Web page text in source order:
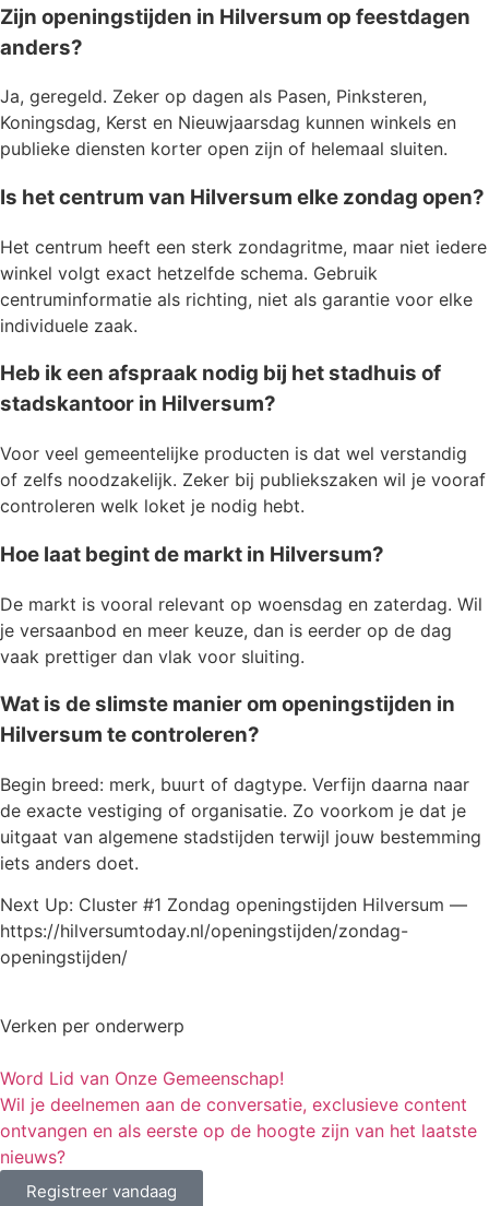
Zijn openingstijden in Hilversum op feestdagen
anders?
Ja, geregeld. Zeker op dagen als Pasen, Pinksteren,
Koningsdag, Kerst en Nieuwjaarsdag kunnen winkels en
publieke diensten korter open zijn of helemaal sluiten.
Is het centrum van Hilversum elke zondag open?
Het centrum heeft een sterk zondagritme, maar niet iedere
winkel volgt exact hetzelfde schema. Gebruik
centruminformatie als richting, niet als garantie voor elke
individuele zaak.
Heb ik een afspraak nodig bij het stadhuis of
stadskantoor in Hilversum?
Voor veel gemeentelijke producten is dat wel verstandig
of zelfs noodzakelijk. Zeker bij publiekszaken wil je vooraf
controleren welk loket je nodig hebt.
Hoe laat begint de markt in Hilversum?
De markt is vooral relevant op woensdag en zaterdag. Wil
je versaanbod en meer keuze, dan is eerder op de dag
vaak prettiger dan vlak voor sluiting.
Wat is de slimste manier om openingstijden in
Hilversum te controleren?
Begin breed: merk, buurt of dagtype. Verfijn daarna naar
de exacte vestiging of organisatie. Zo voorkom je dat je
uitgaat van algemene stadstijden terwijl jouw bestemming
iets anders doet.
Next Up: Cluster #1 Zondag openingstijden Hilversum —
https://hilversumtoday.nl/openingstijden/zondag-
openingstijden/
Verken per onderwerp
Word Lid van Onze Gemeenschap!
Wil je deelnemen aan de conversatie, exclusieve content
ontvangen en als eerste op de hoogte zijn van het laatste
nieuws?
Registreer vandaag